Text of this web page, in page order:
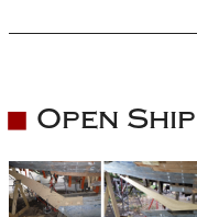
Open